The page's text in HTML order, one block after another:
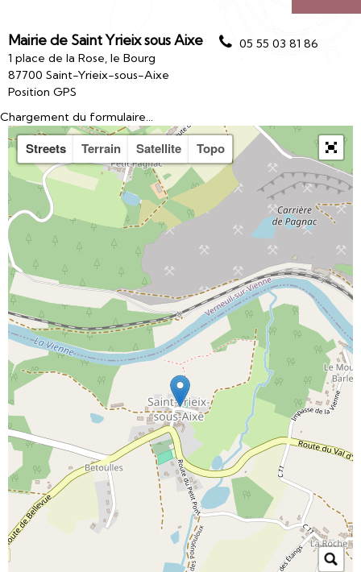
Mairie de Saint Yrieix sous Aixe
1 place de la Rose, le Bourg
87700 Saint-Yrieix-sous-Aixe
Position GPS
05 55 03 81 86
Chargement du formulaire...
Streets Terrain Satellite Topo